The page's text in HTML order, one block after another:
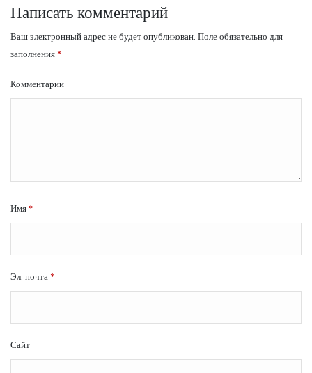
Написать комментарий
Ваш электронный адрес не будет опубликован. Поле обязательно для
заполнения *
Комментарии
Имя *
Эл. почта *
Сайт